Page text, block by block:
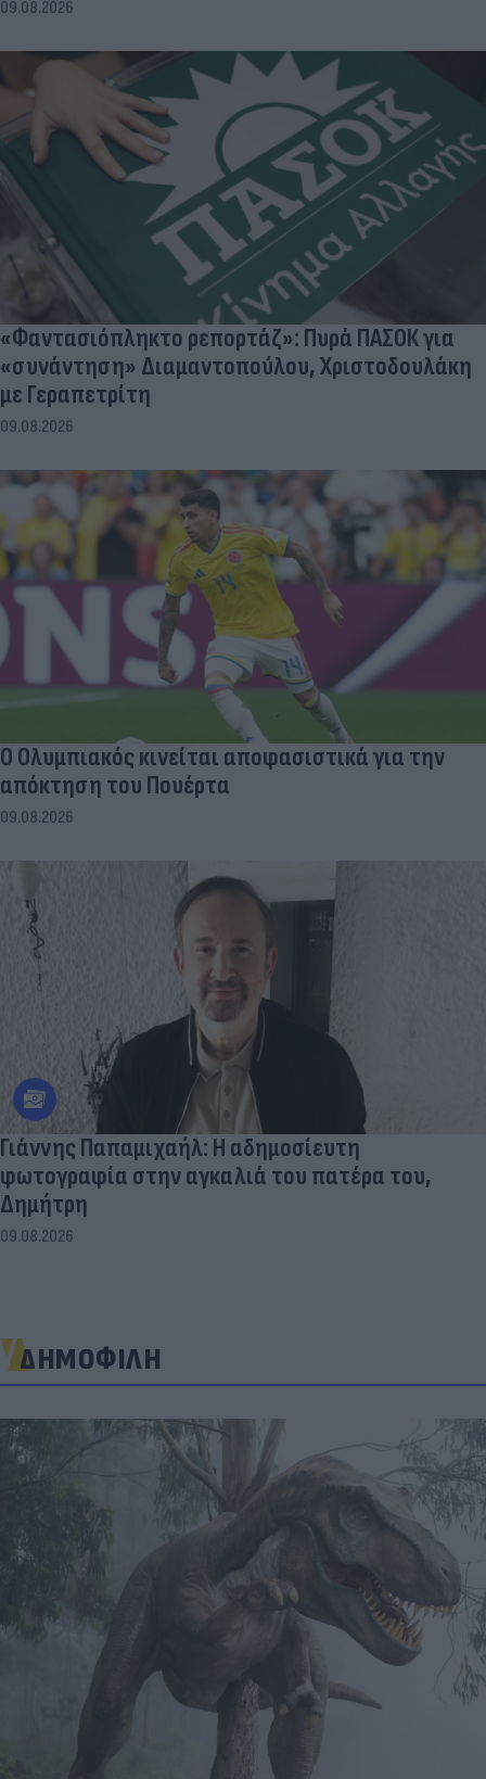
09.08.2026
«Φαντασιόπληκτο ρεπορτάζ»: Πυρά ΠΑΣΟΚ για
«συνάντηση» Διαμαντοπούλου, Χριστοδουλάκη
με Γεραπετρίτη
09.08.2026
Ο Ολυμπιακός κινείται αποφασιστικά για την
απόκτηση του Πουέρτα
09.08.2026
Γιάννης Παπαμιχαήλ: Η αδημοσίευτη
φωτογραφία στην αγκαλιά του πατέρα του,
Δημήτρη
09.08.2026
ΔΗΜΟΦΙΛΗ